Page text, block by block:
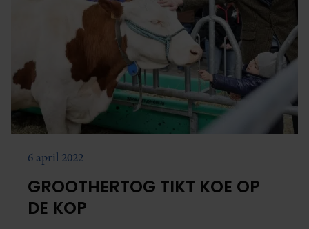
6 april 2022
GROOTHERTOG TIKT KOE OP
DE KOP